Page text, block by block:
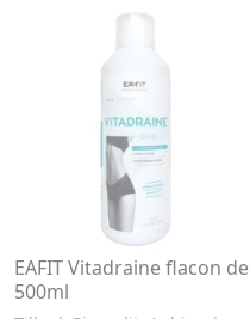
EAFIT Vitadraine flacon de
500ml